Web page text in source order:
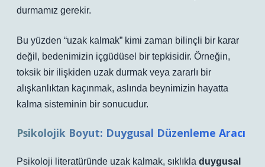
durmamız gerekir.
Bu yüzden “uzak kalmak” kimi zaman bilinçli bir karar
değil, bedenimizin içgüdüsel bir tepkisidir. Örneğin,
toksik bir ilişkiden uzak durmak veya zararlı bir
alışkanlıktan kaçınmak, aslında beynimizin hayatta
kalma sisteminin bir sonucudur.
Psikolojik Boyut: Duygusal Düzenleme Aracı
Psikoloji literatüründe uzak kalmak, sıklıkla duygusal